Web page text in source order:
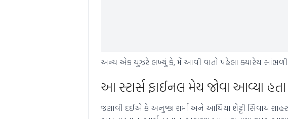
અન્ય એક યુઝરે લખ્યું કે, મેં આવી વાતો પહેલા ક્યારેય
આ સ્ટાર્સ ફાઈનલ મેચ જોવા આવ્યા હતા
જણાવી દઈએ કે અનુષ્કા શર્મા અને આથિયા શેટ્ટી સિવાય